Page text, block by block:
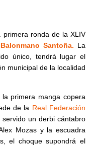
primera ronda de la XLIV
Santoña. La
único, tendrá lugar el
municipal de la localidad
la primera manga copera
de la Real Federación
servido un derbi cántabro
Mozas y la escuadra
el choque supondrá el